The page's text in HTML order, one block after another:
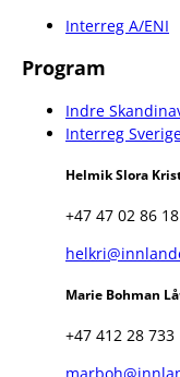
Interreg A/ENI
Program
Indre
Interreg
Helmik Slora
+47 47 02 86 18
Marie Bohman
+47 412 28 733